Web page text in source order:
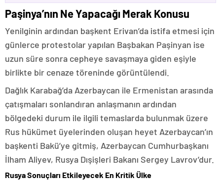
Paşinya’nın Ne Yapacağı Merak Konusu
Yenilginin ardından başkent Erivan’da istifa etmesi için
günlerce protestolar yapılan Başbakan Paşinyan ise
uzun süre sonra cepheye savaşmaya giden eşiyle
birlikte bir cenaze töreninde görüntülendi.
Dağlık Karabağ’da Azerbaycan ile Ermenistan arasında
çatışmaları sonlandıran anlaşmanın ardından
bölgedeki durum ile ilgili temaslarda bulunmak üzere
Rus hükümet üyelerinden oluşan heyet Azerbaycan’ın
başkenti Bakü’ye gitmiş, Azerbaycan Cumhurbaşkanı
İlham Aliyev, Rusya Dışişleri Bakanı Sergey Lavrov’dur.
Rusya Sonuçları Etkileyecek En Kritik Ülke